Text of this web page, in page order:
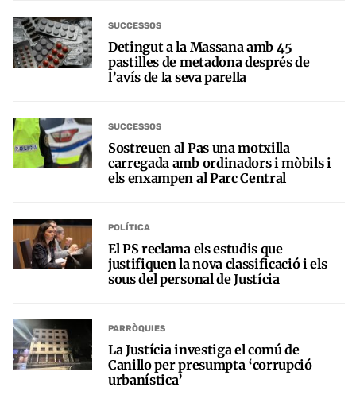
SUCCESSOS
Detingut a la Massana amb 45
pastilles de metadona després de
l’avís de la seva parella
SUCCESSOS
Sostreuen al Pas una motxilla
carregada amb ordinadors i mòbils i
els enxampen al Parc Central
POLÍTICA
El PS reclama els estudis que
justifiquen la nova classificació i els
sous del personal de Justícia
PARRÒQUIES
La Justícia investiga el comú de
Canillo per presumpta ‘corrupció
urbanística’